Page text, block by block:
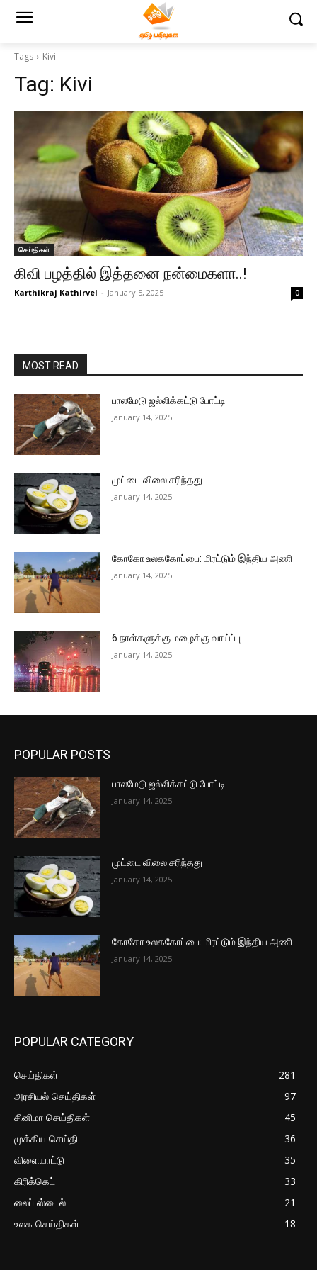
Tags Kivi
Tag: Kivi
செய்திகள்
கிவி பழத்தில் இத்தனை நன்மைகளா..!
Karthikraj Kathirvel - January 5, 2025 0
MOST READ
பாலமேடு ஜல்லிக்கட்டு போட்டி
January 14, 2025
முட்டை விலை சரிந்தது
January 14, 2025
கோகோ உலககோப்பை: மிரட்டும் இந்திய அணி
January 14, 2025
6 நாள்களுக்கு மழைக்கு வாய்ப்பு
January 14, 2025
POPULAR POSTS
பாலமேடு ஜல்லிக்கட்டு போட்டி
January 14, 2025
முட்டை விலை சரிந்தது
January 14, 2025
கோகோ உலககோப்பை: மிரட்டும் இந்திய அணி
January 14, 2025
POPULAR CATEGORY
செய்திகள்
281
அரசியல் செய்திகள்
97
சினிமா செய்திகள்
45
முக்கிய செய்தி
36
விளையாட்டு
35
கிரிக்கெட்
33
லைப் ஸ்டைல்
21
உலக செய்திகள்
18